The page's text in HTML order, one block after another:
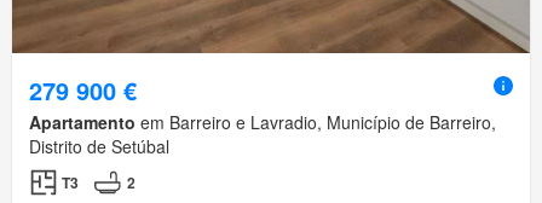
279 900 €
Apartamento em Barreiro e Lavradio, Município de Barreiro,
Distrito de Setúbal
T3
2